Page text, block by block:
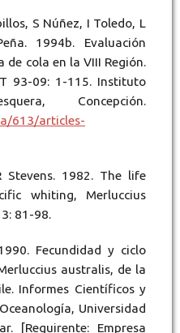
S Núñez, I Toledo, L
1994b. Evaluación
cola en la VIII Región.
93-09: 1-115. Instituto
Concepción.
613/articles-
Stevens. 1982. The life
whiting, Merluccius
81-98.
Fecundidad y ciclo
australis, de la
Informes Científicos y
Universidad
[Requirente: Empresa